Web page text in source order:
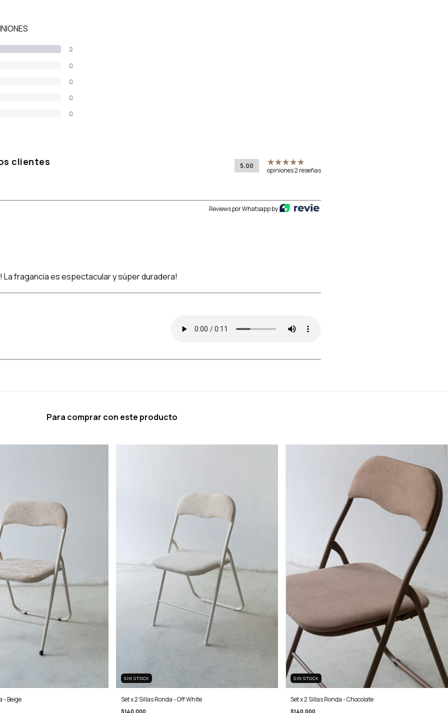
2
0
0
0
0
clientes 5.00
opiniones 2 reseñas
Reviews por Whatsapp by
La fragancia es espectacular y súper duradera!
Para comprar con este producto
- Beige
SIN STOCK
Set x 2 Sillas Ronda - Off White
$140.000
SIN STOCK
Set x 2 Sillas Ronda - Chocolate
$140.000